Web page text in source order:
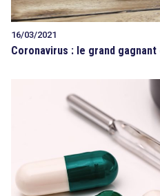
16/03/2021
Coronavirus : le grand